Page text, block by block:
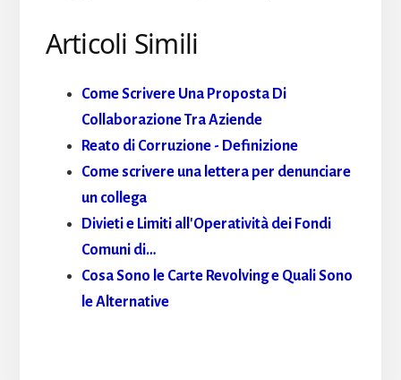
Articoli Simili
Come Scrivere Una Proposta Di
Collaborazione Tra Aziende
Reato di Corruzione - Definizione
Come scrivere una lettera per denunciare
un collega
Divieti e Limiti all'Operatività dei Fondi
Comuni di…
Cosa Sono le Carte Revolving e Quali Sono
le Alternative